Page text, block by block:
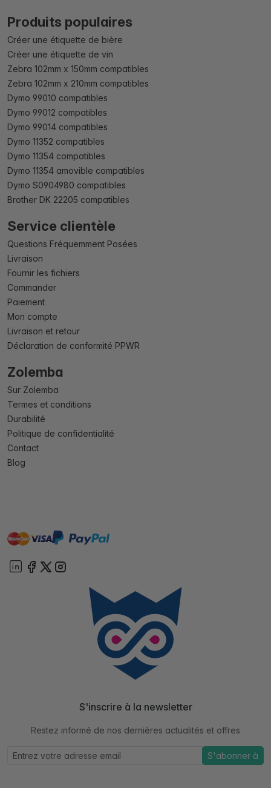
Produits populaires
Créer une étiquette de bière
Créer une étiquette de vin
Zebra 102mm x 150mm compatibles
Zebra 102mm x 210mm compatibles
Dymo 99010 compatibles
Dymo 99012 compatibles
Dymo 99014 compatibles
Dymo 11352 compatibles
Dymo 11354 compatibles
Dymo 11354 amovible compatibles
Dymo S0904980 compatibles
Brother DK 22205 compatibles
Service clientèle
Questions Fréquemment Posées
Livraison
Fournir les fichiers
Commander
Paiement
Mon compte
Livraison et retour
Déclaration de conformité PPWR
Zolemba
Sur Zolemba
Termes et conditions
Durabilité
Politique de confidentialité
Contact
Blog
mastervisa paypal
S'inscrire à la newsletter
Restez informé de nos dernières actualités et offres
S'abonner à